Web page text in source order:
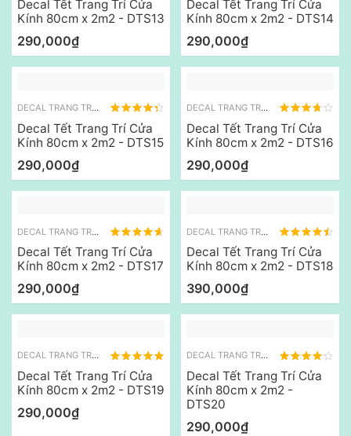
Decal Tết Trang Trí Cửa
Kính 80cm x 2m2 - DTS13
290,000₫
Decal Tết Trang Trí Cửa
Kính 80cm x 2m2 - DTS14
290,000₫
DECAL TRANG TRÍ TẾT
Decal Tết Trang Trí Cửa
Kính 80cm x 2m2 - DTS15
290,000₫
DECAL TRANG TRÍ TẾT
Decal Tết Trang Trí Cửa
Kính 80cm x 2m2 - DTS16
290,000₫
DECAL TRANG TRÍ TẾT
Decal Tết Trang Trí Cửa
Kính 80cm x 2m2 - DTS17
290,000₫
DECAL TRANG TRÍ TẾT
Decal Tết Trang Trí Cửa
Kính 80cm x 2m2 - DTS18
390,000₫
DECAL TRANG TRÍ TẾT
Decal Tết Trang Trí Cửa
Kính 80cm x 2m2 - DTS19
290,000₫
DECAL TRANG TRÍ TẾT
Decal Tết Trang Trí Cửa
Kính 80cm x 2m2 -
DTS20
290,000₫